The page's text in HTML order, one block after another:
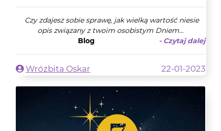
Czy zdajesz sobie sprawę, jak wielką wartość niesie
opis związany z twoim osobistym Dniem...
Blog
- Czytaj dalej
Wróżbita Oskar 22-01-2023